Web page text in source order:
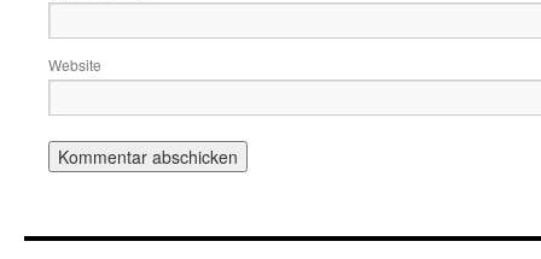
Website